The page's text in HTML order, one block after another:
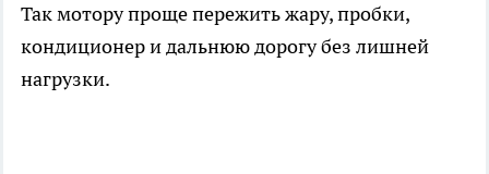
Так мотору проще пережить жару, пробки,
кондиционер и дальнюю дорогу без лишней
нагрузки.